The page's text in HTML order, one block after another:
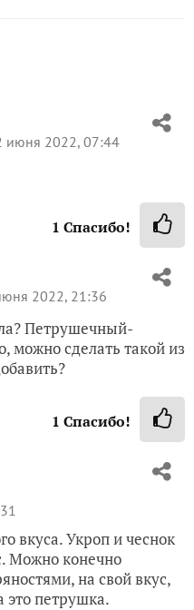
июня 2022, 07:44
1 Спасибо!
2022, 21:36
Петрушечный-
можно сделать такой из
1 Спасибо!
вкуса. Укроп и чеснок
Можно конечно
на свой вкус,
это петрушка.